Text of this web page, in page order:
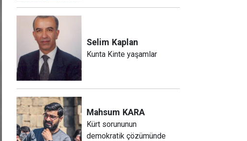
Selim Kaplan
Kunta Kinte yaşamlar
Mahsum KARA
Kürt sorununun
demokratik çözümünde